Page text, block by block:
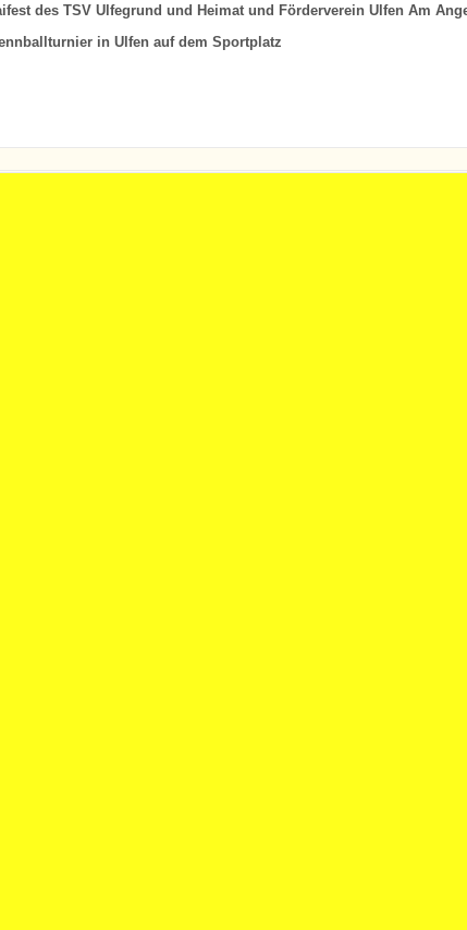
des TSV Ulfegrund und Heimat und Förderverein Ulfen Am
in Ulfen auf dem Sportplatz